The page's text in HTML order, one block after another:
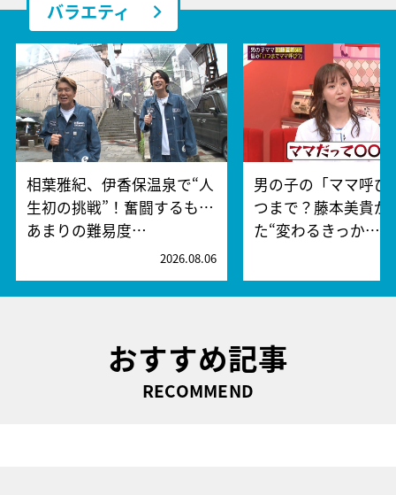
バラエティ
相葉雅紀、伊香保温泉で“人
生初の挑戦”！奮闘するも…
あまりの難易度…
2026.08.06
男の子の「ママ呼び
つまで？藤本美貴が
た“変わるきっか…
おすすめ記事
RECOMMEND